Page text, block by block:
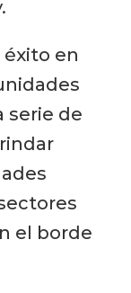
éxito en
serie de
el borde